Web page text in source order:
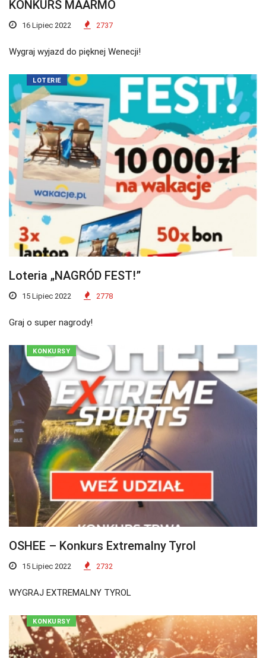
KONKURS MAARMO
16 Lipiec 2022 2737
Wygraj wyjazd do pięknej Wenecji!
LOTERIE
Loteria „NAGRÓD FEST!”
15 Lipiec 2022 2778
Graj o super nagrody!
KONKURSY
OSHEE – Konkurs Extremalny Tyrol
15 Lipiec 2022 2732
WYGRAJ EXTREMALNY TYROL
KONKURSY